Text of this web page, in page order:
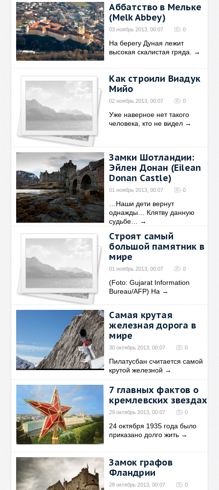
Аббатство в Мельке
(Melk Abbey)
03 ноябрь 2013, 00:07 0
На берегу Дуная лежит
высокая скалистая гряда.
→
Как строили Виадук
Мийо
02 ноябрь 2013, 00:07 0
Уже наверное нет такого
человека, кто не видел →
Замки Шотландии:
Эйлен Донан (Eilean
Donan Castle)
01 ноябрь 2013, 00:07 0
…Наши дети вернут
однажды… Клятву данную
судьбе…
→
Строят самый
большой памятник в
мире
01 ноябрь 2013, 00:07 0
(Foto: Gujarat Information
Bureau/AFP) На →
Самая крутая
железная дорога в
мире
30 октябрь 2013, 00:07 0
Пилатусбан считается самой
крутой железной →
7 главных фактов о
кремлевских звездах
29 октябрь 2013, 00:07 0
24 октября 1935 года было
приказано долго жить →
Замок графов
Фландрии
28 октябрь 2013, 00:07 0